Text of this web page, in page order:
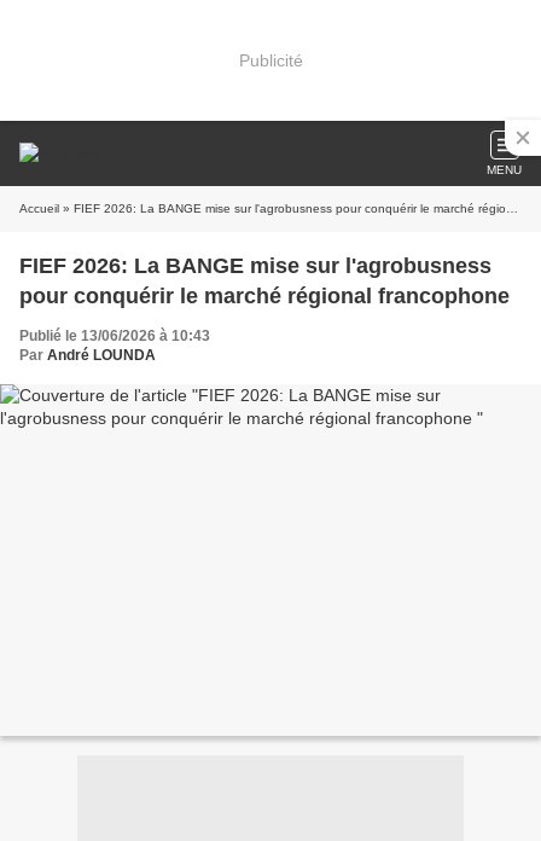
Publicité
MENU
Accueil » FIEF 2026: La BANGE mise sur l'agrobusness pour conquérir le marché régional francophone
FIEF 2026: La BANGE mise sur l'agrobusness
pour conquérir le marché régional francophone
Publié le 13/06/2026 à 10:43
Par André LOUNDA